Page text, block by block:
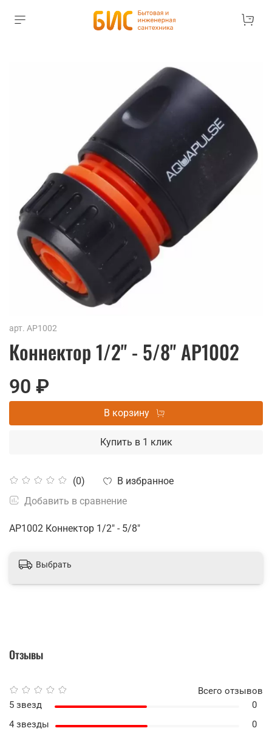
арт. АР1002
Коннектор 1/2" - 5/8" АР1002
(0)
В избранное
Добавить в сравнение
90 ₽
В корзину
Купить в 1 клик
АР1002 Коннектор 1/2" - 5/8"
Выбрать
Отзывы
Всего отзывов
5 звезд
0
4 звезды
0